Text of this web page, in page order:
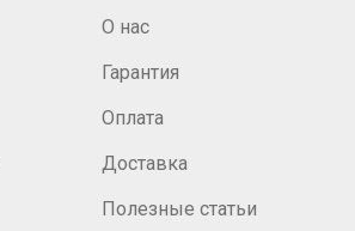
О нас
Гарантия
Оплата
Доставка
Полезные статьи